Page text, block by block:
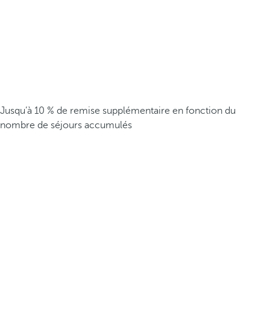
Jusqu’à 10 % de remise supplémentaire en fonction du
nombre de séjours accumulés